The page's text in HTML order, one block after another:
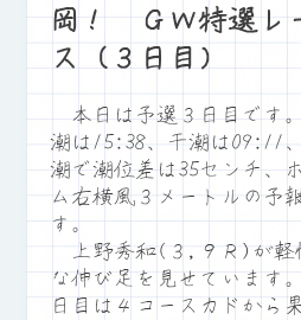
岡！ ＧＷ特選レ
ス（３日目）
本日は予選３日目です
潮は15:38、干潮は09:11
潮で潮位差は35センチ、
ム右横風３メートルの予
す。
上野秀和(３,９Ｒ)が軽
な伸び足を見せています
日目は４コースカドから